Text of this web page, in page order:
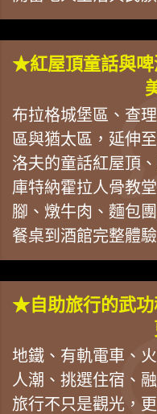
★紅屋頂童話與啤
布拉格城堡區、查
區與猶太區，延伸
洛夫的童話紅屋頂
庫特納霍拉人骨教
腳、燉牛肉、麵包
餐桌到酒館完整體
★自助旅行的武功
地鐵、有軌電車、
人潮、挑選住宿、
旅行不只是觀光，